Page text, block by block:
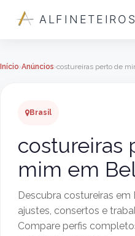
ALFINETEIROS
Início Anúncios costureiras perto de
Brasil
costureiras
mim em
Descubra costureiras em
ajustes, consertos e
Compare perfis